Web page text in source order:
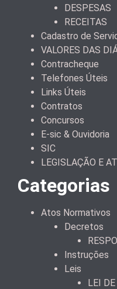
DESPESAS
RECEITAS
Cadastro de
VALORES DAS
Contracheque
Telefones Úteis
Links Úteis
Contratos
Concursos
E-sic & Ouvidoria
SIC
LEGISLAÇÃO E
Categorias
Atos Normativos
Decretos
Instruções
Leis
LEI